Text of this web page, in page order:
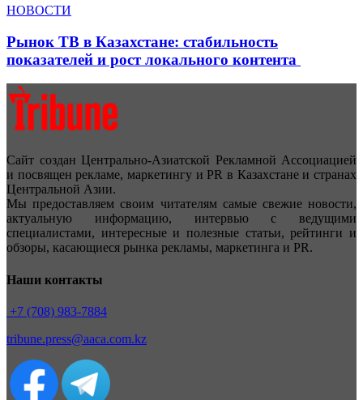
НОВОСТИ
Рынок ТВ в Казахстане: стабильность
показателей и рост локального контента
Сайт создан Центрально-Азиатской Рекламной Ассоциацией
и посвящен рекламе, маркетингу и PR в Казахстане и странах
Центральной Азии.
Мы предоставляем своим читателям самые свежие новости,
актуальную информацию, интервью с ведущими
специалистами, интересные и полезные статьи, рейтинги и
обзоры, касающиеся рынка рекламы, маркетинга и PR.
Наши контакты
+7 (708) 983-7884
tribune.press@aaca.com.kz